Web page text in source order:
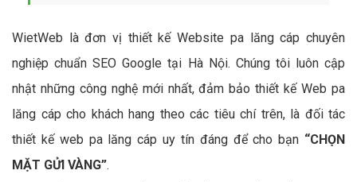
WietWeb là đơn vị thiết kế Website pa lăng cáp chuyên
nghiệp chuẩn SEO Google tại Hà Nội. Chúng tôi luôn cập
nhật những công nghệ mới nhất, đảm bảo thiết kế Web pa
lăng cáp cho khách hang theo các tiêu chí trên, là đối tác
thiết kế web pa lăng cáp uy tín đáng để cho bạn “CHỌN
MẶT GỬI VÀNG”.